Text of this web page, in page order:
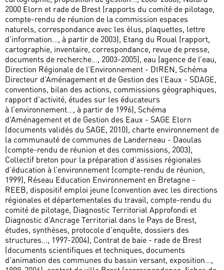
2000 Elorn et rade de Brest (rapports du comité de pilotage,
compte-rendu de réunion de la commission espaces
naturels, correspondance avec les élus, plaquettes, lettre
d’information..., à partir de 2003), Etang du Roual (rapport,
cartographie, inventaire, correspondance, revue de presse,
documents de recherche..., 2003-2005), eau (agence de l’eau,
Direction Régionale de l’Environnement - DIREN, Schéma
Directeur d’Aménagement et de Gestion des l’Eaux - SDAGE,
conventions, bilan des actions, commissions géographiques,
rapport d’activité, études sur les éducateurs
à l’environnement..., à partir de 1996), Schéma
d’Aménagement et de Gestion des Eaux - SAGE Elorn
(documents validés du SAGE, 2010), charte environnement de
la communauté de communes de Landerneau - Daoulas
(compte-rendu de réunion et des commissions, 2003),
Collectif breton pour la préparation d’assises régionales
d’éducation à l’environnement (compte-rendu de réunion,
1999), Réseau Education Environnement en Bretagne -
REEB, dispositif emploi jeune (convention avec les directions
régionales et départementales du travail, compte-rendu du
comité de pilotage, Diagnostic Territorial Approfondi et
Diagnostic d’Ancrage Territorial dans le Pays de Brest,
études, synthèses, protocole d’enquête, dossiers des
structures..., 1997-2004), Contrat de baie - rade de Brest
(documents scientifiques et techniques, documents
d’animation des communes du bassin versant, exposition...,